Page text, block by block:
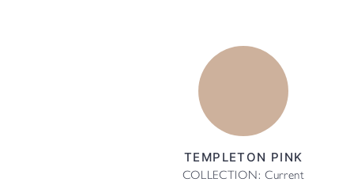
TEMPLETON PINK
COLLECTION: Current